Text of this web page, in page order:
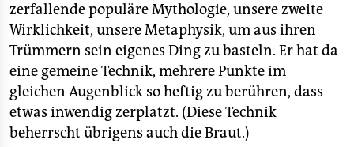
zerfallende populäre Mythologie, unsere zweite
Wirklichkeit, unsere Metaphysik, um aus ihren
Trümmern sein eigenes Ding zu basteln. Er hat da
eine gemeine Technik, mehrere Punkte im
gleichen Augenblick so heftig zu berühren, dass
etwas inwendig zerplatzt. (Diese Technik
beherrscht übrigens auch die Braut.)